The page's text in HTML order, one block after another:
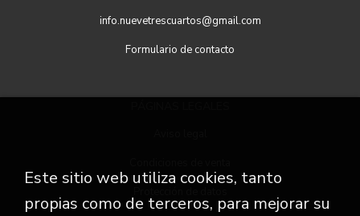
info.nuevetrescuartos@gmail.com
Formulario de contacto
Este sitio web utiliza cookies, tanto
propias como de terceros, para mejorar su